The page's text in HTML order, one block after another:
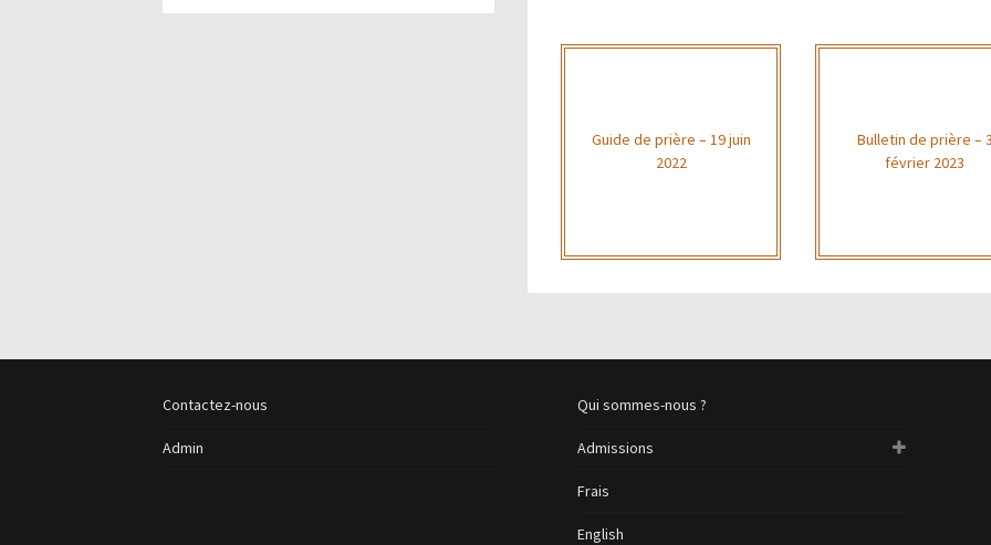
Guide de prière – 19 juin
2022
Bulletin de prière –
février 2023
Contactez-nous
Admin
Qui sommes-nous ?
Admissions
Frais
English